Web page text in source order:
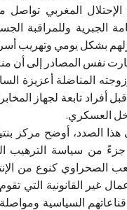
الإحتلال المغربي تواصل
الجبرية
بشكل يومي وتهريب
نفس المصادر إلى أن
المناضلة أعزيزة
أفراد تابعة لجهاز
العسكري.
الصدد، أوضح مركز
جزءً من سياسة الترهيب
الصحراوي كنوع من
غير القانونية التي
السياسية ومواصلة